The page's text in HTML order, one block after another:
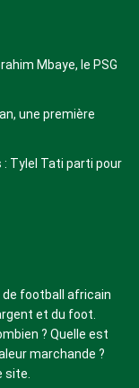
Mbaye, le PSG
une première
Tylel Tati parti pour
de football africain
et du foot.
? Quelle est
marchande ?
site.